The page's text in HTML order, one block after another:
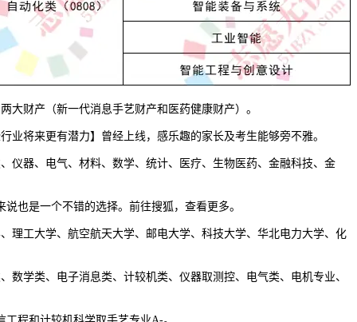
财产（新一代消息手艺财产和医药健康财产）。
将来更有潜力】曾经上线，感乐趣的家长及考生能够旁不雅。
器、电气、材料、数学、统计、医疗、生物医药、金融科技、金
是一个不错的选择。前往搜狐，查看更多。
工大学、航空航天大学、邮电大学、科技大学、华北电力大学、化
类、电子消息类、计较机类、仪器取测控、电气类、电机专业、